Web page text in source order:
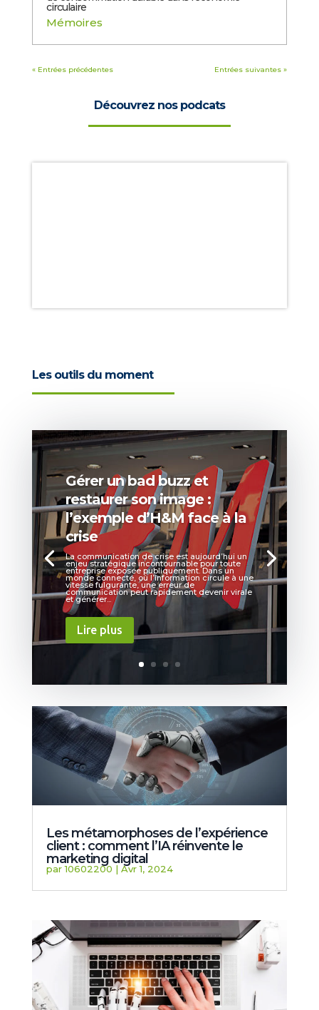
circulaire
Mémoires
« Entrées précédentes Entrées suivantes »
Découvrez nos podcats
Les outils du moment
Gérer un bad buzz et
restaurer son image :
l’exemple d’H&M face à la
crise
La communication de crise est aujourd’hui un
enjeu stratégique incontournable pour toute
entreprise exposée publiquement. Dans un
monde connecté, où l’information circule à une
vitesse fulgurante, une erreur de
communication peut rapidement devenir virale
et générer...
Lire plus
Les métamorphoses de l’expérience
client : comment l’IA réinvente le
marketing digital
par10602200 | Avr 1, 2024